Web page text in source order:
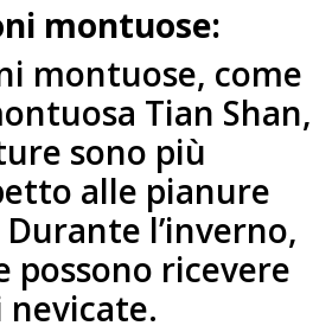
montuose:
montuose, come
Tian Shan,
sono più
alle pianure
l’inverno,
possono ricevere